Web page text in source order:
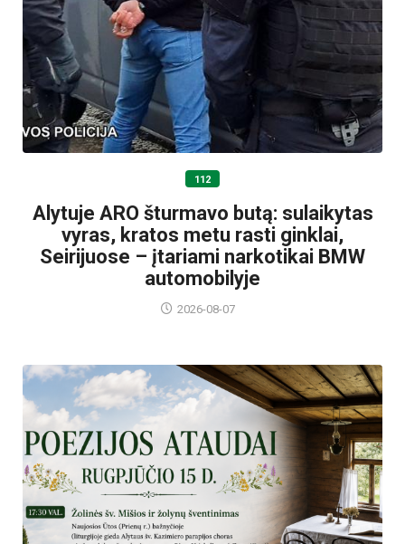
112
Alytuje ARO šturmavo butą: sulaikytas
vyras, kratos metu rasti ginklai,
Seirijuose – įtariami narkotikai BMW
automobilyje
2026-08-07